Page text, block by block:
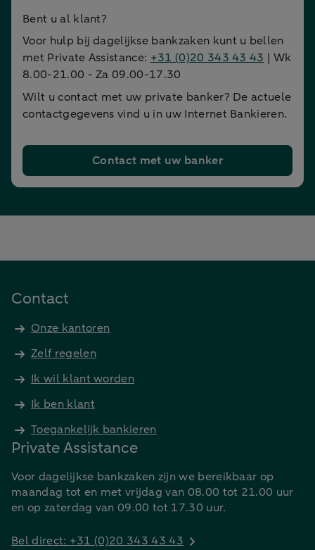
Bent u al klant?
Voor hulp bij dagelijkse bankzaken kunt u bellen
met Private Assistance:+31 (0)20 343 43 43| Wk
8.00-21.00 - Za 09.00-17.30
Wilt u contact met uw private banker? De actuele
contactgegevens vind u in uw Internet Bankieren.
Contact met uw banker
Contact
Onze kantoren
Zelf regelen
Ik wil klant worden
Ik ben klant
Toegankelijk bankieren
Private Assistance
Voor dagelijkse bankzaken zijn we bereikbaar op
maandag tot en met vrijdag van 08.00 tot 21.00 uur
en op zaterdag van 09.00 tot 17.30 uur.
Bel direct: +31 (0)20 343 43 43